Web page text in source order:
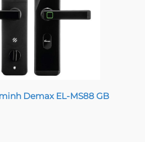
Demax EL-MS88 GB